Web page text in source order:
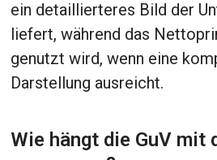
ein detaillierteres Bild der
liefert, während das
genutzt wird, wenn eine
Darstellung ausreicht.
Wie hängt die GuV mit